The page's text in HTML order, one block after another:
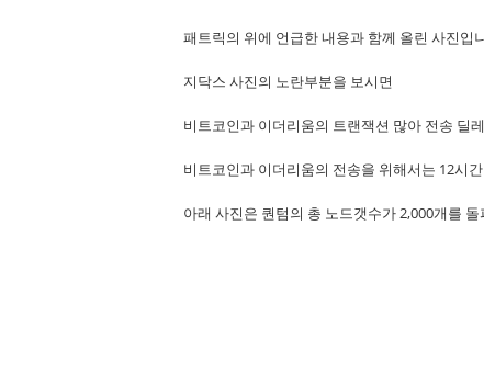
패트릭의 위에 언급한 내용과 함께 올린 사진입
지닥스 사진의 노란부분을 보시면
비트코인과 이더리움의 트랜잭션 많아 전송 딜
비트코인과 이더리움의 전송을 위해서는 12시
아래 사진은 퀀텀의 총 노드갯수가 2,000개를